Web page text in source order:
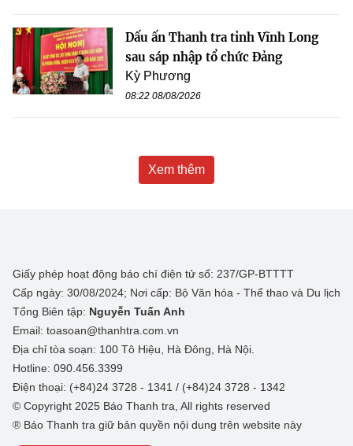
Dấu ấn Thanh tra tỉnh Vĩnh Long
sau sáp nhập tổ chức Đảng
Kỳ Phương
08:22 08/08/2026
Xem thêm
Giấy phép hoạt động báo chí điện tử số: 237/GP-BTTTT
Cấp ngày: 30/08/2024; Nơi cấp: Bộ Văn hóa - Thể thao và Du lịch
Tổng Biên tập: Nguyễn Tuấn Anh
Email: toasoan@thanhtra.com.vn
Địa chỉ tòa soạn: 100 Tô Hiệu, Hà Đông, Hà Nội.
Hotline: 090.456.3399
Điện thoại: (+84)24 3728 - 1341 / (+84)24 3728 - 1342
© Copyright 2025 Báo Thanh tra, All rights reserved
® Báo Thanh tra giữ bản quyền nội dung trên website này